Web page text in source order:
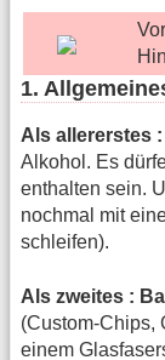
1.
Als allererstes
Alkohol. Es
enthalten sein.
nochmal mit
schleifen).
Als zweites :
(Custom-Chips,
einem